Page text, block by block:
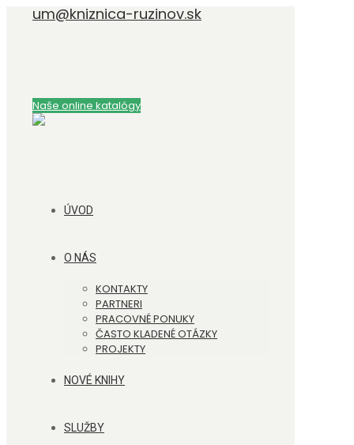
um@kniznica-ruzinov.sk
Naše online katalógy
ÚVOD
O NÁS
KONTAKTY
PARTNERI
PRACOVNÉ PONUKY
ČASTO KLADENÉ OTÁZKY
PROJEKTY
NOVÉ KNIHY
SLUŽBY